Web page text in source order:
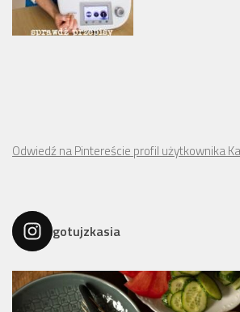
Odwiedź na Pintereście profil użytkownika
gotujzkasia